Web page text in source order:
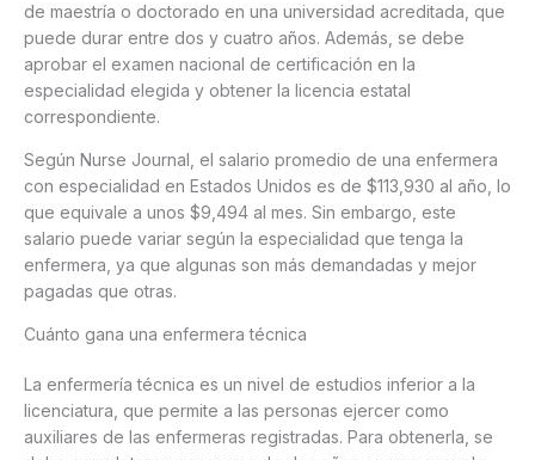
de maestría o doctorado en una universidad acreditada, que
puede durar entre dos y cuatro años. Además, se debe
aprobar el examen nacional de certificación en la
especialidad elegida y obtener la licencia estatal
correspondiente.
Según Nurse Journal, el salario promedio de una enfermera
con especialidad en Estados Unidos es de $113,930 al año, lo
que equivale a unos $9,494 al mes. Sin embargo, este
salario puede variar según la especialidad que tenga la
enfermera, ya que algunas son más demandadas y mejor
pagadas que otras.
Cuánto gana una enfermera técnica
La enfermería técnica es un nivel de estudios inferior a la
licenciatura, que permite a las personas ejercer como
auxiliares de las enfermeras registradas. Para obtenerla, se